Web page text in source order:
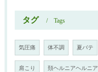
タグ Tags
気圧痛 体不調 夏バテ
肩こり 頚ヘルニアヘルニア